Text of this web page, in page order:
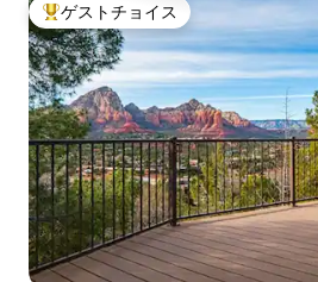
大好評のゲストチョイスです。
ゲストチョイス